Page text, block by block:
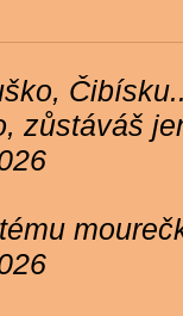
zůstáváš